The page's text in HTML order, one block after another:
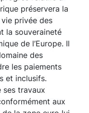
préservera la
privée des
la souveraineté
de l’Europe. Il
des
les paiements
et inclusifs.
ses travaux
aux